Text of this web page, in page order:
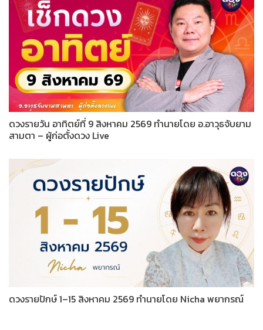
ดวงรายวัน อาทิตย์ที่ 9 สิงหาคม 2569 ทำนายโดย อ.อาวุธจับยาม
สามตา – ผู้ก่อตั้งดวง Live
ดวงรายปักษ์ 1–15 สิงหาคม 2569 ทำนายโดย Nicha พยากรณ์